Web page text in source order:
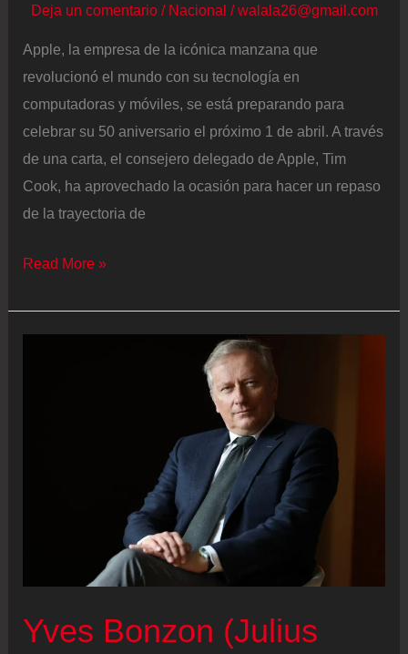
Deja un comentario / Nacional /walala26@gmail.com
Apple, la empresa de la icónica manzana que
revolucionó el mundo con su tecnología en
computadoras y móviles, se está preparando para
celebrar su 50 aniversario el próximo 1 de abril. A través
de una carta, el consejero delegado de Apple, Tim
Cook, ha aprovechado la ocasión para hacer un repaso
de la trayectoria de
Tim
en
abrazan
la
locura”
Read More »
Yves Bonzon (Julius